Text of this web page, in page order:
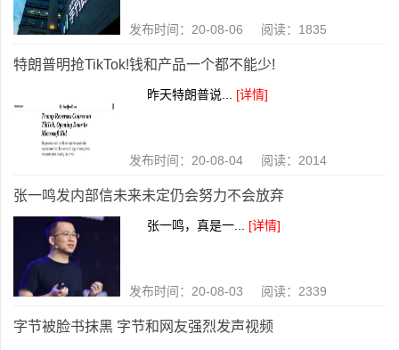
发布时间：20-08-06 阅读：1835
特朗普明抢TikTok!钱和产品一个都不能少!
昨天特朗普说... [详情]
发布时间：20-08-04 阅读：2014
张一鸣发内部信未来未定仍会努力不会放弃
张一鸣，真是一... [详情]
发布时间：20-08-03 阅读：2339
字节被脸书抹黑 字节和网友强烈发声视频